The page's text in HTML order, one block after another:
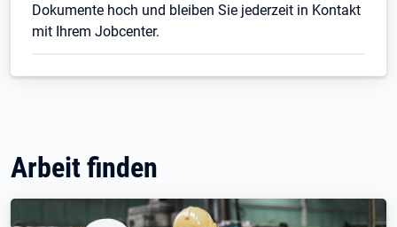
Dokumente hoch und bleiben Sie jederzeit in Kontakt
mit Ihrem Jobcenter.
Arbeit finden